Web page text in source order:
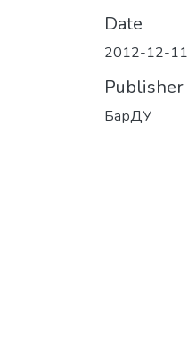
Date
2012-12-11
Publisher
БарДУ